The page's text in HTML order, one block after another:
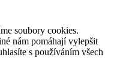
soubory cookies.
nám pomáhají vylepšit
s používáním všech